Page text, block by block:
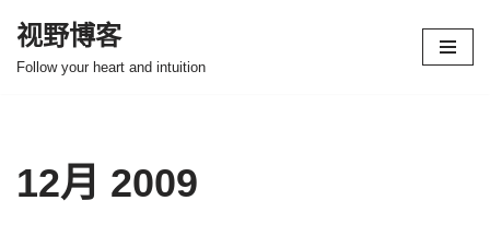
跳
视野博客
Follow your heart and intuition
12月 2009